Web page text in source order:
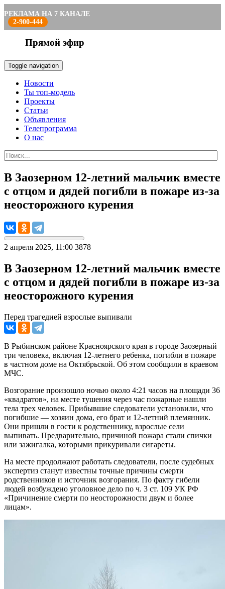
РЕКЛАМА НА 7 КАНАЛЕ
2-900-444
Прямой эфир
Toggle navigation
Новости
Ты топ-модель
Проекты
Статьи
Объявления
Телепрограмма
О нас
В Заозерном 12-летний мальчик вместе
с отцом и дядей погибли в пожаре из-за
неосторожного курения
2 апреля 2025, 11:00 3878
В Заозерном 12-летний мальчик вместе
с отцом и дядей погибли в пожаре из-за
неосторожного курения
Перед трагедией взрослые выпивали
В Рыбинском районе Красноярского края в городе Заозерный
три человека, включая 12-летнего ребенка, погибли в пожаре
в частном доме на Октябрьской. Об этом сообщили в краевом
МЧС.
Возгорание произошло ночью около 4:21 часов на площади 36
«квадратов», на месте тушения через час пожарные нашли
тела трех человек. Прибывшие следователи установили, что
погибшие — хозяин дома, его брат и 12-летний племянник.
Они пришли в гости к родственнику, взрослые сели
выпивать. Предварительно, причиной пожара стали спички
или зажигалка, которыми прикуривали сигареты.
На месте продолжают работать следователи, после судебных
экспертиз станут известны точные причины смерти
родственников и источник возгорания. По факту гибели
людей возбуждено уголовное дело по ч. 3 ст. 109 УК РФ
«Причинение смерти по неосторожности двум и более
лицам».